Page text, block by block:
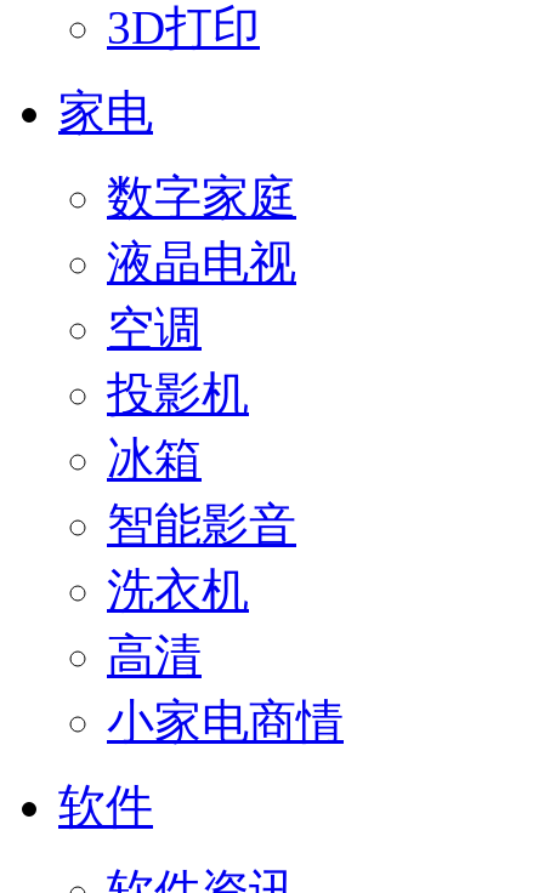
3D打印
家电
数字家庭
液晶电视
空调
投影机
冰箱
智能影音
洗衣机
高清
小家电商情
软件